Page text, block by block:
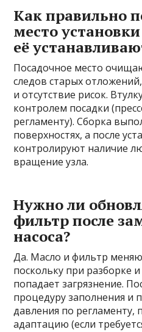
Как правильно
место
её
Посадочное место
следов старых
и отсутствие рисок.
контролем посадки
регламенту). Сборка
поверхностях, а после
контролируют наличие
вращение узла.
Нужно ли
фильтр после
насоса?
Да. Масло и фильтр
поскольку при разборке
попадает загрязнение.
процедуру заполнения и
давления по
адаптацию (если